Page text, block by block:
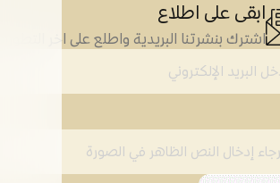
ابقى على اطلاع
اشترك بنشرتنا البريدية واطلع على اخر التطورات